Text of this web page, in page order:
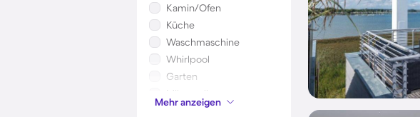
Kamin/Ofen
Küche
Waschmaschine
Whirlpool
Garten
Mikrowelle
Kinderbett
Mehr anzeigen